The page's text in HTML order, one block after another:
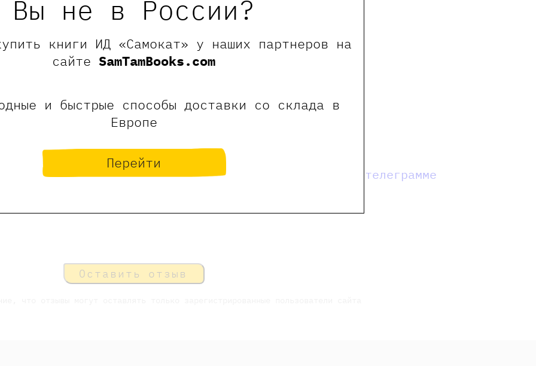
Вы не в России?
книги ИД «Самокат» у наших партнеров на
сайтеSamTamBooks.com
и быстрые способы доставки со склада в
Европе
Перейти
- 14:30
Москва, Малая Ордынка 18с1
возраст:8+
Мероприятие завершено
мы в телеграмме
Оставить отзыв